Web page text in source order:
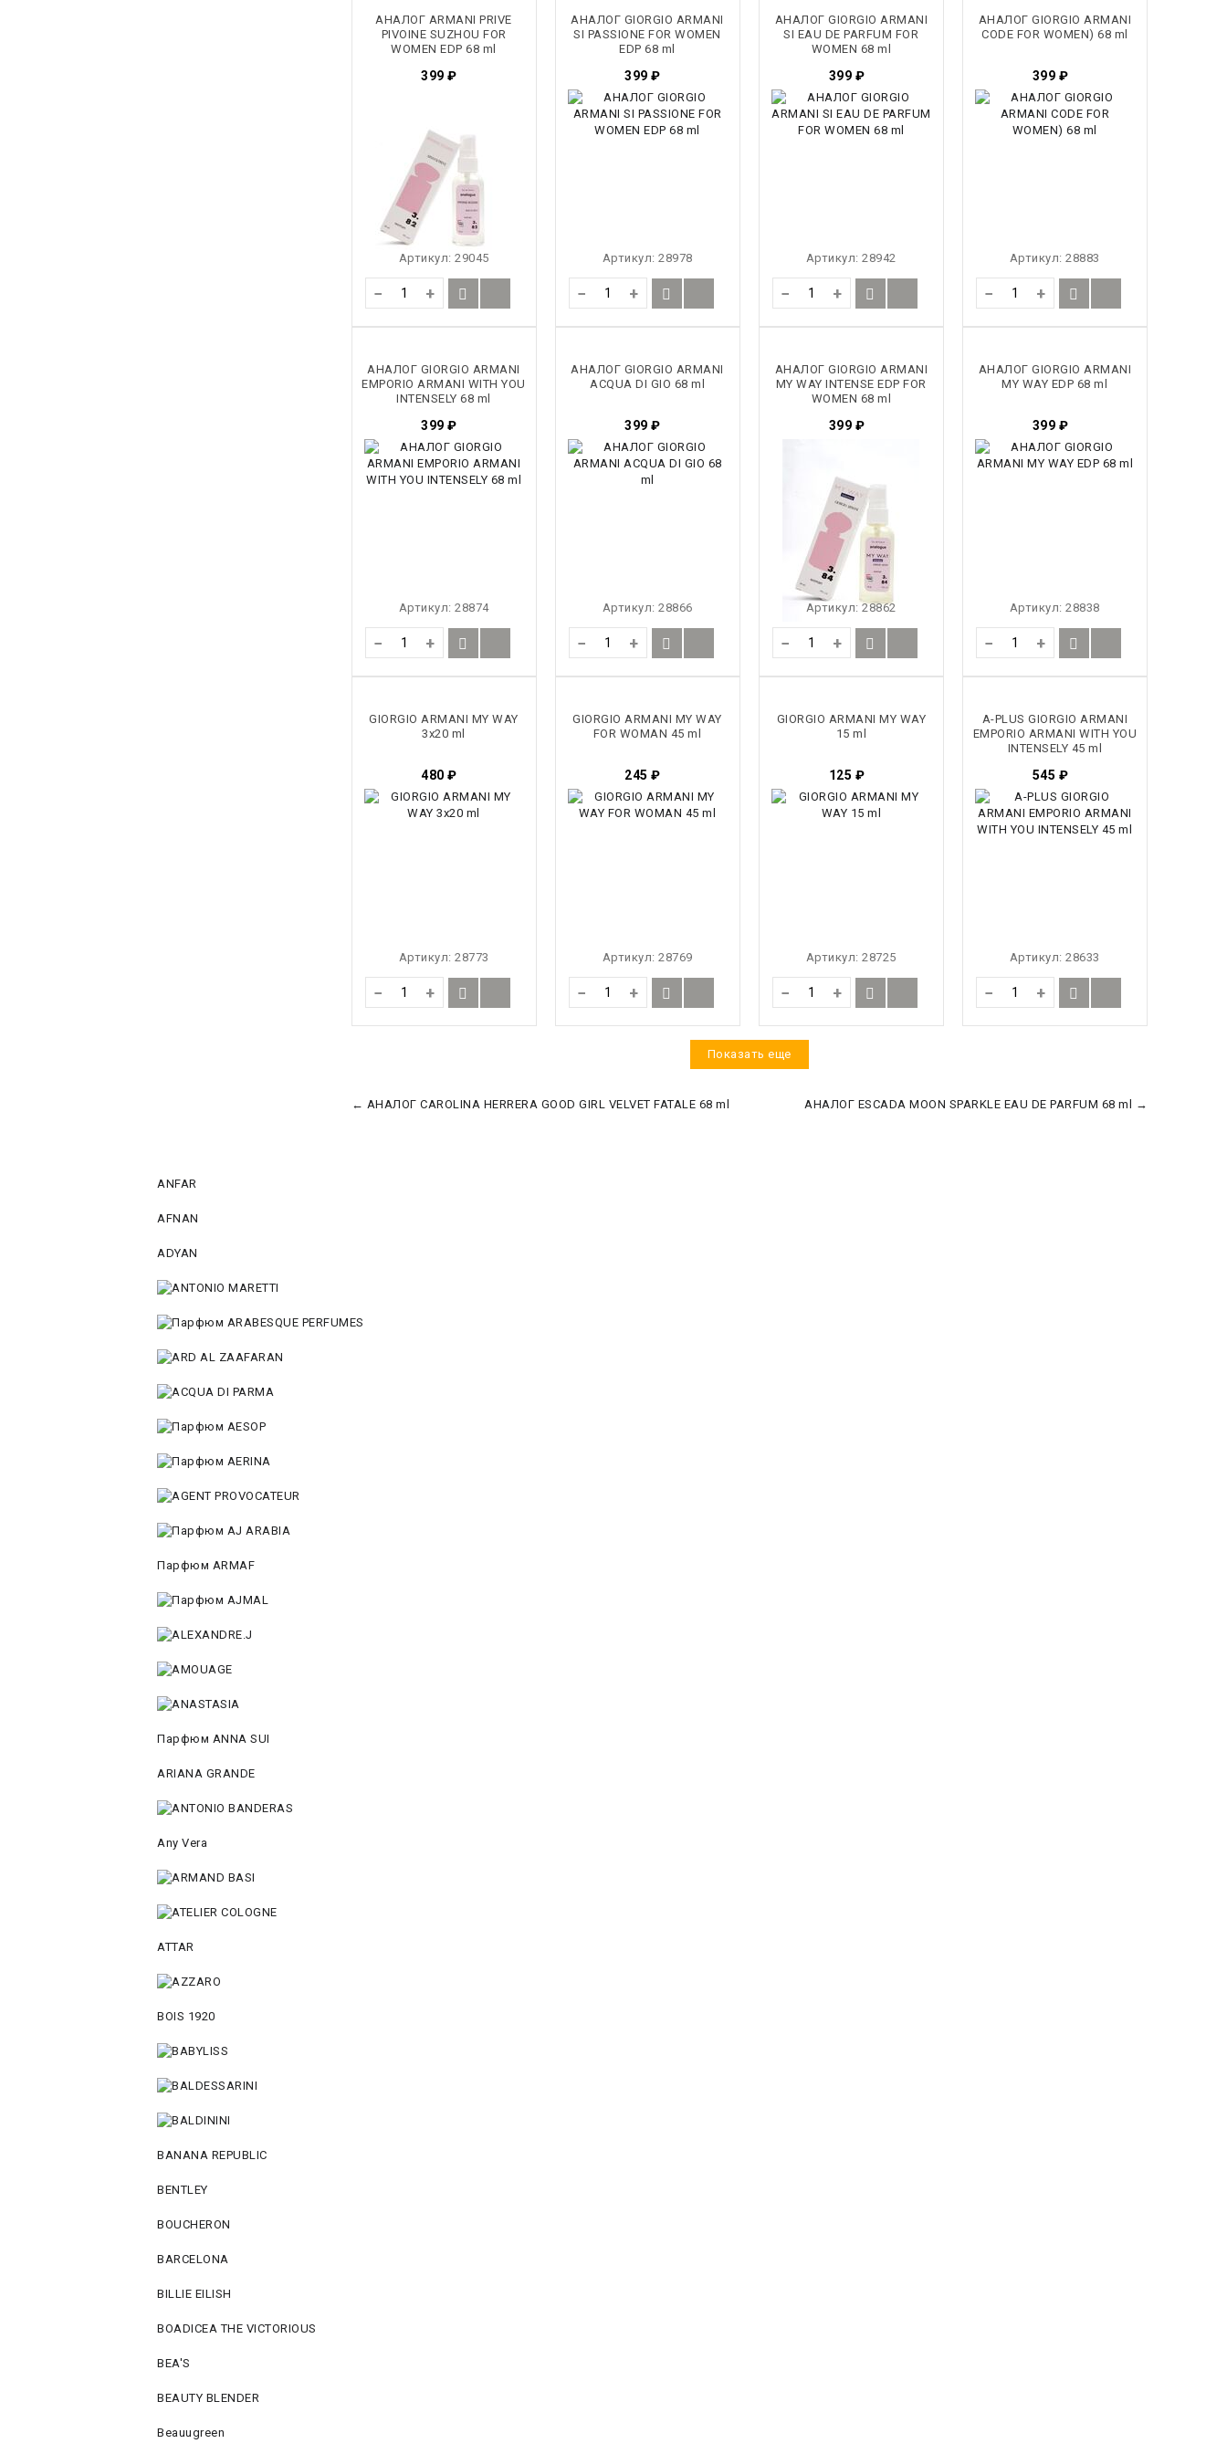
АНАЛОГ ARMANI PRIVE
PIVOINE SUZHOU FOR
WOMEN EDP 68 ml
399 ₽
Артикул:29045
− +
АНАЛОГ GIORGIO ARMANI
SI PASSIONE FOR WOMEN
EDP 68 ml
399 ₽
Артикул:28978
− +
АНАЛОГ GIORGIO ARMANI
SI EAU DE PARFUM FOR
WOMEN 68 ml
399 ₽
Артикул:28942
− +
АНАЛОГ GIORGIO ARMANI
CODE FOR WOMEN) 68 ml
399 ₽
Артикул:28883
− +
АНАЛОГ GIORGIO ARMANI
EMPORIO ARMANI WITH YOU
INTENSELY 68 ml
399 ₽
Артикул:28874
− +
АНАЛОГ GIORGIO ARMANI
ACQUA DI GIO 68 ml
399 ₽
Артикул:28866
− +
АНАЛОГ GIORGIO ARMANI
MY WAY INTENSE EDP FOR
WOMEN 68 ml
399 ₽
Артикул:28862
− +
АНАЛОГ GIORGIO ARMANI
MY WAY EDP 68 ml
399 ₽
Артикул:28838
− +
GIORGIO ARMANI MY WAY
3x20 ml
480 ₽
Артикул:28773
− +
GIORGIO ARMANI MY WAY
FOR WOMAN 45 ml
245 ₽
Артикул:28769
− +
GIORGIO ARMANI MY WAY
15 ml
125 ₽
Артикул:28725
− +
A-PLUS GIORGIO ARMANI
EMPORIO ARMANI WITH YOU
INTENSELY 45 ml
545 ₽
Артикул:28633
− +
Показать еще
← АНАЛОГ CAROLINA HERRERA GOOD GIRL VELVET FATALE 68 ml АНАЛОГ ESCADA MOON SPARKLE EAU DE PARFUM 68 ml →
ANFAR
AFNAN
ADYAN
Парфюм ARMAF
Парфюм ANNA SUI
ARIANA GRANDE
Any Vera
ATTAR
BOIS 1920
BANANA REPUBLIC
BENTLEY
BOUCHERON
BARCELONA
BILLIE EILISH
BOADICEA THE VICTORIOUS
BEA'S
BEAUTY BLENDER
Beauugreen